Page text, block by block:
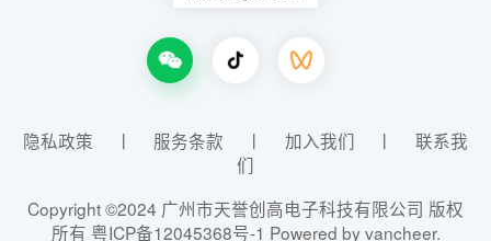
隐私政策 丨 服务条款 丨 加入我们 丨
联系我
们
Copyright ©2024 广州市天誉创高电子科技有限公司 版权
所有 粤ICP备12045368号-1 Powered by vancheer.